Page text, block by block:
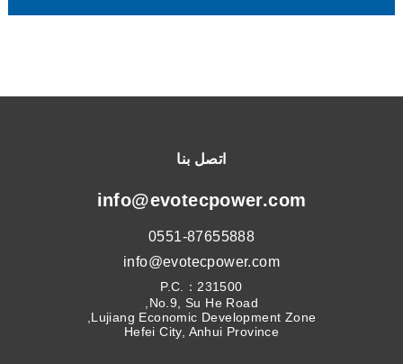
اتصل بنا
info@evotecpower.com
0551-87655888
info@evotecpower.com
P.C.：231500
No.9, Su He Road,
Lujiang Economic Development Zone,
Hefei City, Anhui Province